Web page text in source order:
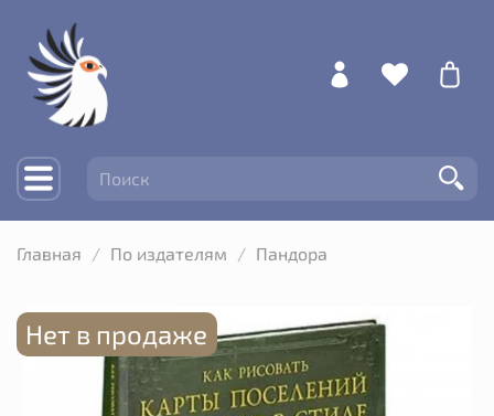
Главная По издателям Пандора
Нет в продаже